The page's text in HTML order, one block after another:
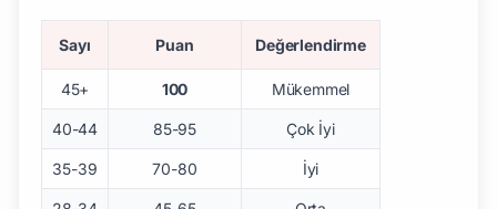
Sayı Puan Değerlendirme
45+ 100 Mükemmel
40-44 85-95 Çok İyi
35-39 70-80 İyi